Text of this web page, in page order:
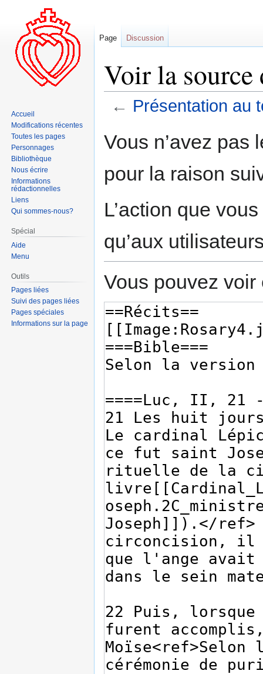
Voir la source
← Présentation au
à
navigation
à
recherche
Vous n’avez pas
pour la raison
L’action que
qu’aux
Vous pouvez
Page Discussion
Accueil
Modifications récentes
Toutes les pages
Personnages
Bibliothèque
Nous écrire
Informations
rédactionnelles
Liens
Qui sommes-nous?
Spécial
Aide
Menu
Outils
Pages liées
Suivi des pages liées
Pages spéciales
Informations sur la page